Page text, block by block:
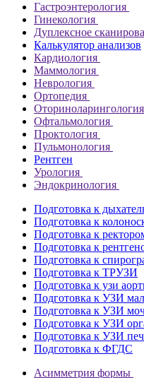
Гастроэнтерология
Гинекология
Дуплексное
Калькулятор анализов
Кардиология
Маммология
Неврология
Ортопедия
Офтальмология
Проктология
Пульмонология
Рентген
Урология
Эндокринология
Подготовка к
Подготовка к
Подготовка к
Подготовка к
Подготовка к
Подготовка к ТРУЗИ
Подготовка к узи
Подготовка к УЗИ
Подготовка к УЗИ
Подготовка к УЗИ
Подготовка к УЗИ
Подготовка к ФГДС
Асимметрия формы